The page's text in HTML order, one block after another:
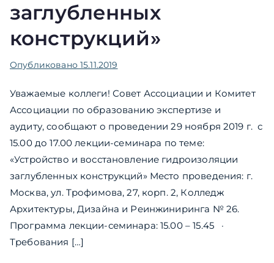
заглубленных
конструкций»
Опубликовано 15.11.2019
Уважаемые коллеги! Совет Ассоциации и Комитет
Ассоциации по образованию экспертизе и
аудиту, cообщают о проведении 29 ноября 2019 г. с
15.00 до 17.00 лекции-семинара по теме:
«Устройство и восстановление гидроизоляции
заглубленных конструкций» Место проведения: г.
Москва, ул. Трофимова, 27, корп. 2, Колледж
Архитектуры, Дизайна и Реинжиниринга № 26.
Программа лекции-семинара: 15.00 – 15.45 ·
Требования […]